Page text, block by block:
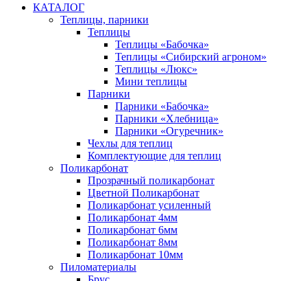
КАТАЛОГ
Теплицы, парники
Теплицы
Теплицы «Бабочка»
Теплицы «Сибирский агроном»
Теплицы «Люкс»
Мини теплицы
Парники
Парники «Бабочка»
Парники «Хлебница»
Парники «Огуречник»
Чехлы для теплиц
Комплектующие для теплиц
Поликарбонат
Прозрачный поликарбонат
Цветной Поликарбонат
Поликарбонат усиленный
Поликарбонат 4мм
Поликарбонат 6мм
Поликарбонат 8мм
Поликарбонат 10мм
Пиломатериалы